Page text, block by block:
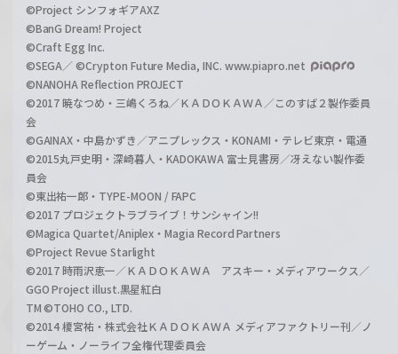
©Project シンフォギアAXZ
©BanG Dream! Project
©Craft Egg Inc.
©SEGA／ ©Crypton Future Media, INC. www.piapro.net
©NANOHA Reflection PROJECT
©2017 暁なつめ・三嶋くろね／ＫＡＤＯＫＡＷＡ／このすば２製作委員
会
©GAINAX・中島かずき／アニプレックス・KONAMI・テレビ東京・電通
©2015丸戸史明・深崎暮人・KADOKAWA 富士見書房／冴えない製作委
員会
©東出祐一郎・TYPE-MOON / FAPC
©2017 プロジェクトラブライブ！サンシャイン!!
©Magica Quartet/Aniplex・Magia Record Partners
©Project Revue Starlight
©2017 時雨沢恵一／ＫＡＤＯＫＡＷＡ アスキー・メディアワークス／
GGO Project illust.黒星紅白
TM ©TOHO CO., LTD.
©2014 榎宮祐・株式会社ＫＡＤＯＫＡＷＡ メディアファクトリー刊／ノ
ーゲーム・ノーライフ全権代理委員会